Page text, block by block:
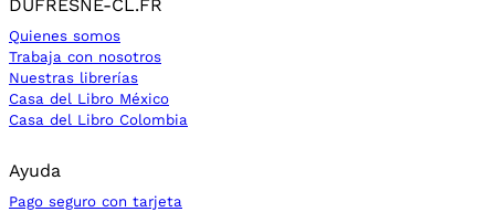
DUFRESNE-CL.FR
Quienes somos
Trabaja con nosotros
Nuestras librerías
Casa del Libro México
Casa del Libro Colombia
Ayuda
Pago seguro con tarjeta